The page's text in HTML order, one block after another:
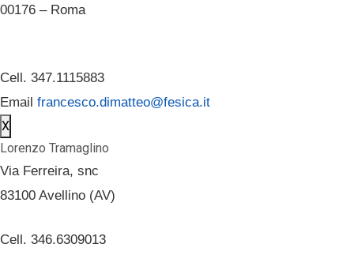
00176 – Roma
Cell. 347.1115883
Email francesco.dimatteo@fesica.it
X
Lorenzo Tramaglino
Via Ferreira, snc
83100 Avellino (AV)
Cell. 346.6309013